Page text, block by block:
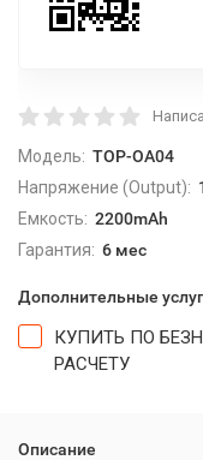
Модель: TOP-OA04
Напряжение (Output):
Емкость: 2200mAh
Гарантия: 6 мес
Дополнительные
КУПИТЬ ПО
РАСЧЕТУ
Описание